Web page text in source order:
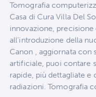
Tomografia
Casa di Cura Villa Del
innovazione, precisione
all’introduzione della
Canon , aggiornata con
artificiale, puoi contare
rapide, più dettagliate e
radiazioni. Tomografia